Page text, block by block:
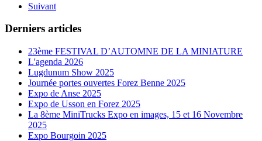
Suivant
Derniers articles
23ème FESTIVAL D’AUTOMNE DE LA MINIATURE
L'agenda 2026
Lugdunum Show 2025
Journée portes ouvertes Forez Benne 2025
Expo de Anse 2025
Expo de Usson en Forez 2025
La 8ème MiniTrucks Expo en images, 15 et 16 Novembre
2025
Expo Bourgoin 2025